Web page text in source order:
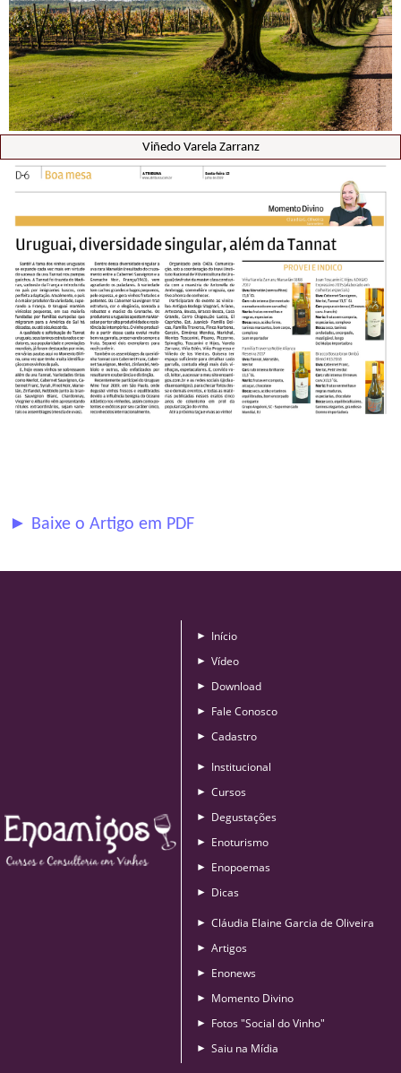
Viñedo Varela Zarranz
► Baixe o Artigo em PDF
► Início
► Vídeo
► Download
► Fale Conosco
► Cadastro
► Institucional
► Cursos
► Degustações
► Enoturismo
► Enopoemas
► Dicas
► Cláudia Elaine Garcia de Oliveira
► Artigos
► Enonews
► Momento Divino
► Fotos "Social do Vinho"
► Saiu na Mídia